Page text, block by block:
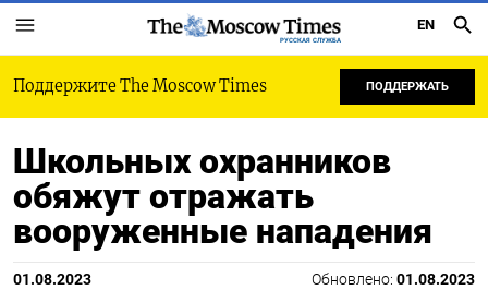
РУССКАЯ СЛУЖБА
EN
Поддержите The Moscow Times ПОДДЕРЖАТЬ
Школьных охранников
обяжут отражать
вооруженные нападения
01.08.2023 Обновлено: 01.08.2023